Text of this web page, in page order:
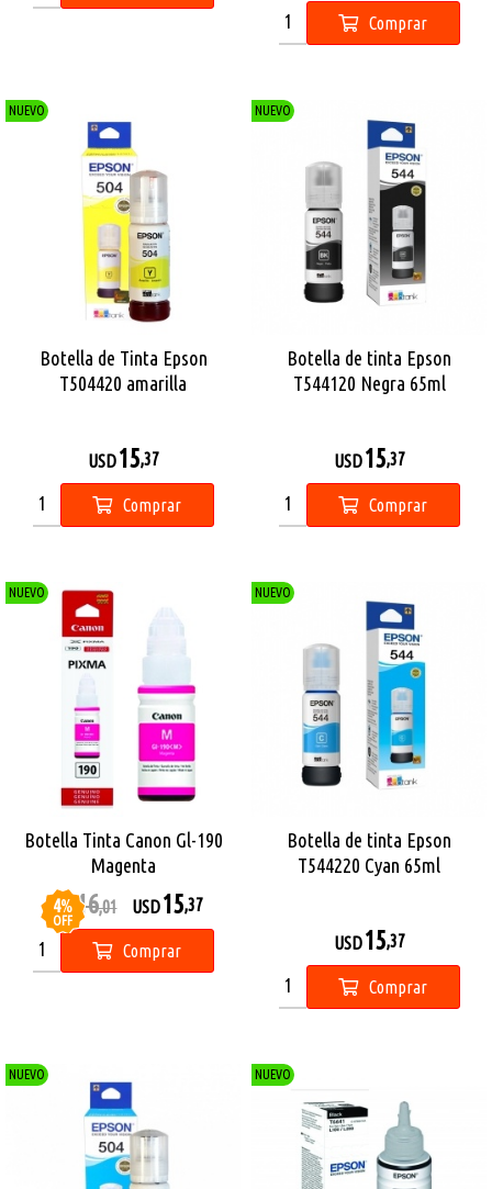
Comprar
NUEVO
Botella de Tinta Epson
T504420 amarilla
USD15,37
Comprar
NUEVO
Botella de tinta Epson
T544120 Negra 65ml
USD15,37
Comprar
NUEVO
Botella Tinta Canon Gl-190
Magenta
4%
OFF
USD16,01 USD15,37
Comprar
NUEVO
Botella de tinta Epson
T544220 Cyan 65ml
USD15,37
Comprar
NUEVO NUEVO